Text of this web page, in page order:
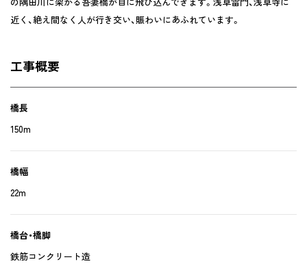
近く、絶え間なく人が行き交い、賑わいにあふれています。
工事概要
橋長
150m
橋幅
22m
橋台・橋脚
鉄筋コンクリート造